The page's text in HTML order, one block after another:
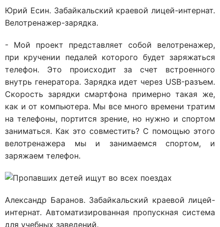
Юрий Есин. Забайкальский краевой лицей-интернат.
Велотренажер-зарядка.
- Мой проект представляет собой велотренажер,
при кручении педалей которого будет заряжаться
телефон. Это происходит за счет встроенного
внутрь генератора. Зарядка идет через USB-разъем.
Скорость зарядки смартфона примерно такая же,
как и от компьютера. Мы все много времени тратим
на телефоны, портится зрение, но нужно и спортом
заниматься. Как это совместить? С помощью этого
велотренажера мы и занимаемся спортом, и
заряжаем телефон.
Александр Баранов. Забайкальский краевой лицей-
интернат. Автоматизированная пропускная система
для учебных заведений.